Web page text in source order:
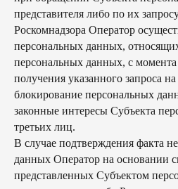
представителя либо по их
Роскомнадзора Оператор
персональных данных,
персональных данных, с
получения указанного запроса
блокирование персональных
законные интересы Субъекта
третьих лиц.
В случае подтверждения факта
данных Оператор на основании
представленных Субъектом